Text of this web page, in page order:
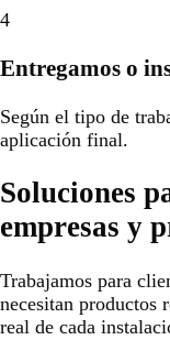
4
Entregamos o
Según el tipo de
aplicación final.
Soluciones
empresas y
Trabajamos para
necesitan productos
real de cada